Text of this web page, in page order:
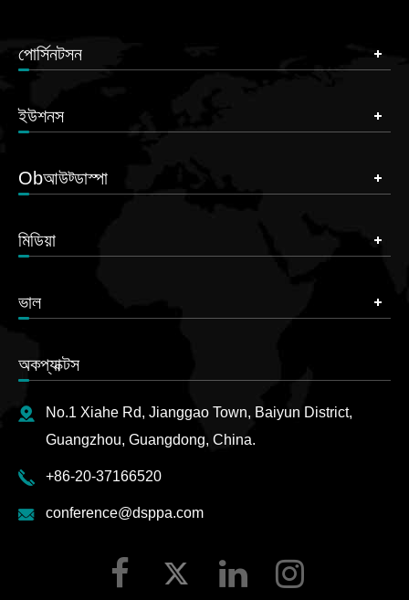
পোর্সিনটসন
ইউশনস
Obআউট্ডাস্পা
মিডিয়া
ভাল
অকপ্যাক্টস
No.1 Xiahe Rd, Jianggao Town, Baiyun District,
Guangzhou, Guangdong, China.
+86-20-37166520
conference@dsppa.com